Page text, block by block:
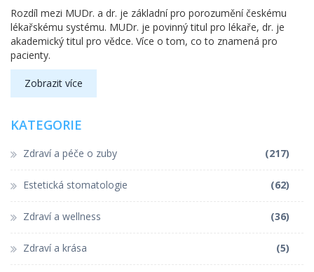
Rozdíl mezi MUDr. a dr. je základní pro porozumění českému
lékařskému systému. MUDr. je povinný titul pro lékaře, dr. je
akademický titul pro vědce. Více o tom, co to znamená pro
pacienty.
Zobrazit více
KATEGORIE
Zdraví a péče o zuby (217)
Estetická stomatologie (62)
Zdraví a wellness (36)
Zdraví a krása (5)